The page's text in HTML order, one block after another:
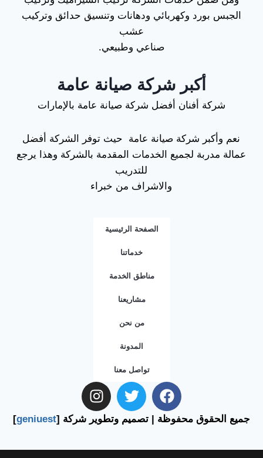
الجبس بورد وكهربائي ودهانات وتنسيق حدائق وتركيب
عشب
صناعي وطبيعي.
أكبر شركة صيانة عامة
شركة أفنان أفضل شركة صيانة عامة بالإمارات
نعم وأكبر شركة صيانة عامة حيث توفر الشركة أفضل
عمالة مدربة لجميع الخدمات المقدمة بالشركة وهذا يرجع
للتدريب
والاشراف من خبراء
الصفحة الرئيسية
خدماتنا
مناطق الخدمة
مشاريعنا
من نحن
المدونة
تواصل معنا
جميع الحقوق محفوظة | تصميم وتطوير شركة [geniuest
]